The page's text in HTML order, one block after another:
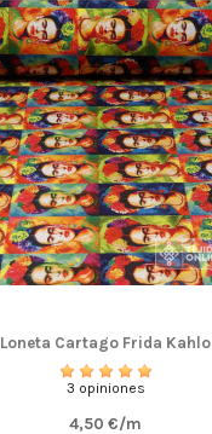
Loneta Cartago Frida Kahlo
3 opiniones
4,50 €/m